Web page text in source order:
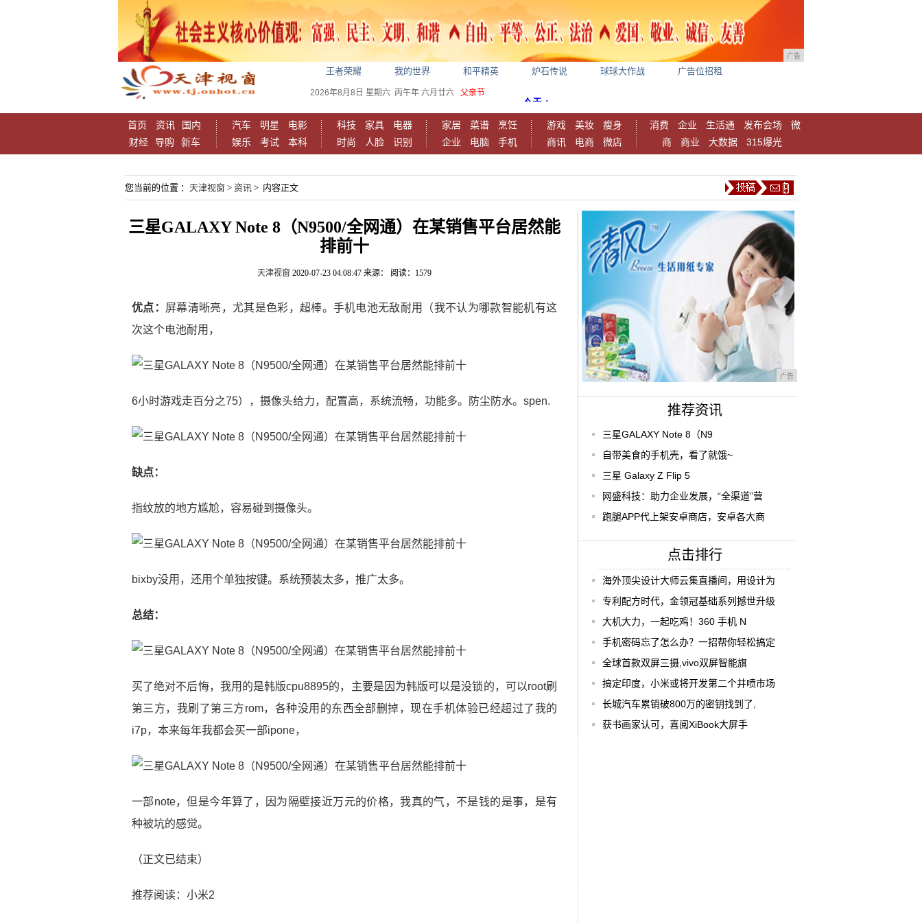
广告
王者荣耀 我的世界 和平精英 炉石传说 球球大作战 广告位招租
2026年8月8日 星期六 丙午年 六月廿六 父亲节
首页 资讯
国内
财经
导购 新车
汽车 明星
电影
娱乐
考试 本科
科技 家具
电器
时尚
人脸 识别
家居 菜谱
烹饪
企业
电脑 手机
游戏 美妆
瘦身
商讯
电商 微店
消费 企业 生活通 发布会场
微
商
商业 大数据 315爆光
您当前的位置 ： 天津视窗 > 资讯 > 内容正文
三星GALAXY Note 8（N9500/全网通）在某销售平台居然能
排前十
天津视窗 2020-07-23 04:08:47 来源： 阅读：1579
优点： 屏幕清晰亮，尤其是色彩，超棒。手机电池无敌耐用（我不认为哪款智能机有这
次这个电池耐用，
6小时游戏走百分之75），摄像头给力，配置高，系统流畅，功能多。防尘防水。spen.
缺点：
指纹放的地方尴尬，容易碰到摄像头。
bixby没用，还用个单独按键。系统预装太多，推广太多。
总结：
买了绝对不后悔，我用的是韩版cpu8895的，主要是因为韩版可以是没锁的，可以root刷
第三方，我刷了第三方rom，各种没用的东西全部删掉，现在手机体验已经超过了我的
i7p，本来每年我都会买一部ipone，
一部note，但是今年算了，因为隔壁接近万元的价格，我真的气，不是钱的是事，是有
种被坑的感觉。
（正文已结束）
推荐阅读： 小米2
广告
推荐资讯
三星GALAXY Note 8（N9
自带美食的手机壳，看了就饿~
三星 Galaxy Z Flip 5
网盛科技：助力企业发展，“全渠道”营
跑腿APP代上架安卓商店，安卓各大商
点击排行
海外顶尖设计大师云集直播间，用设计为
专利配方时代，金领冠基础系列撼世升级
大机大力，一起吃鸡！360 手机 N
手机密码忘了怎么办？一招帮你轻松搞定
全球首款双屏三摄,vivo双屏智能旗
搞定印度，小米或将开发第二个井喷市场
长城汽车累销破800万的密钥找到了,
获书画家认可，喜阅XiBook大屏手